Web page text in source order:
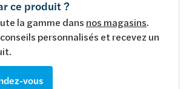
ce produit ?
la gamme dans nos magasins.
personnalisés et recevez un
vous